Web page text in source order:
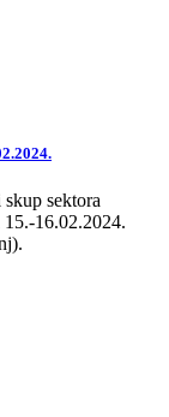
sektora
16.02.2024.